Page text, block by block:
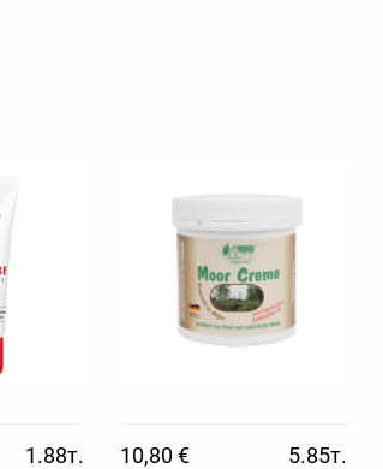
1.88т.
10,80 €
5.85т.